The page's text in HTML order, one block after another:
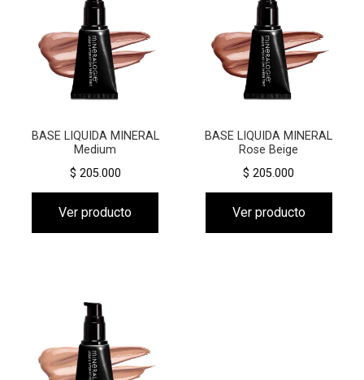
BASE LIQUIDA MINERAL
Medium
$ 205.000
Ver producto
BASE LIQUIDA MINERAL
Rose Beige
$ 205.000
Ver producto